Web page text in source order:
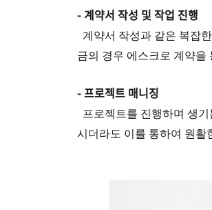
- 계약서 작성 및 작업 진행
계약서 작성과 같은 복잡
금의 경우 에스크로 계약을
- 프로젝트 매니징
프로젝트를 진행하며 생
시더라도 이를 통하여 원활